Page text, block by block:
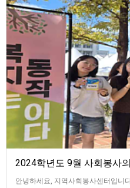
2024학년도 9월 사회봉사
안녕하세요, 지역사회봉사센터입니